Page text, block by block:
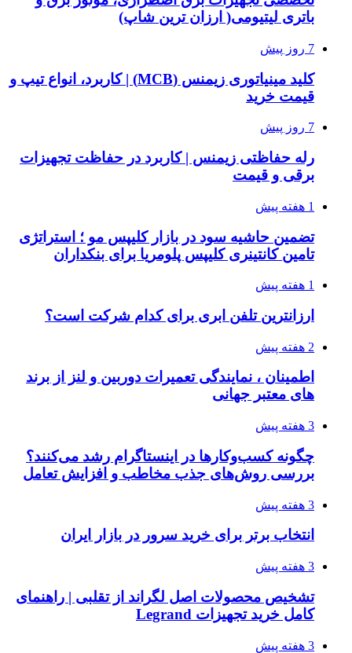
باتری لیتیومی( ارزان ترین شاپ)
7 روز پیش
کلید مینیاتوری زیمنس (MCB) | کاربرد، انواع تیپ و
قیمت خرید
7 روز پیش
رله حفاظتی زیمنس | کاربرد در حفاظت تجهیزات
برقی و قیمت
1 هفته پیش
تضمین حاشیه سود در بازار کلیپس مو ؛ استراتژی
تامین کانتینری کلیپس پلومریا برای بنکداران
1 هفته پیش
ارزانترین تلفن ابری برای کدام شرکت است؟
2 هفته پیش
اطمینان ، نمایندگی تعمیرات دوربین و لنز از برند
های معتبر جهانی
3 هفته پیش
چگونه کسب‌وکارها در اینستاگرام رشد می‌کنند؟
بررسی روش‌های جذب مخاطب و افزایش تعامل
3 هفته پیش
انتخاب برتر برای خرید سرور در بازار ایران
3 هفته پیش
تشخیص محصولات اصل لگراند از تقلبی | راهنمای
کامل خرید تجهیزات Legrand
3 هفته پیش